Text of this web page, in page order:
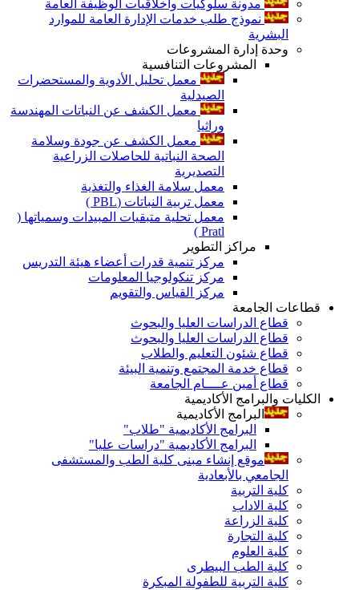
مدونة سلوكيات وأخلاقيات الوظيفة العامة
نموذج طلب خدمات الإدارة العامة للموارد
البشرية
وحدة إدارة المشروعات
المشروعات التنافسية
معمل تحليل الأدوية والمستحضرات
الصيدلية
معمل الكشف عن النباتات المهندسة
وراثيا
معمل الكشف عن جودة وسلامة
الصحة النباتية للحاصلات الزراعية
التصديرية
معمل سلامة الغذاء والتغذية
معمل تربية النباتات (PBL )
معمل تحلية متبقيات المبيدات وسمياتها (
Pratl )
مراكز التطوير
مركز تنمية قدرات أعضاء هيئة التدريس
مركز تنكولوجيا المعلومات
مركز القياس والتقويم
قطاعات الجامعة
قطاع الدراسات العليا والبحوث
قطاع الدراسات العليا والبحوث
قطاع شئون التعليم والطلاب
قطاع خدمة المجتمع وتنمية البيئة
قطاع أمين عــــام الجامعة
الكليات والبرامج الأكاديمية
البرامج الأكاديمية
البرامج الأكاديمية "طلاب"
البرامج الأكاديمية "دراسات عليا"
موقع إنشاء مبنى كلية الطب والمستشفى
الجامعي بالأبعادية
كلية التربية
كلية الاداب
كلية الزراعة
كلية التجارة
كلية العلوم
كلية الطب البيطرى
كلية التربية للطفولة المبكرة